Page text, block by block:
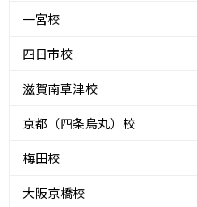
一宮校
四日市校
滋賀南草津校
京都（四条烏丸）校
梅田校
大阪京橋校